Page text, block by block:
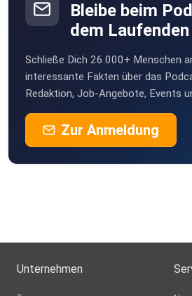
Bleibe beim
dem Laufenden
Schließe Dich 26.000+ Menschen
interessante Fakten über das
Redaktion, Job-Angebote, Events
Zur Anmeldung
Unternehmen